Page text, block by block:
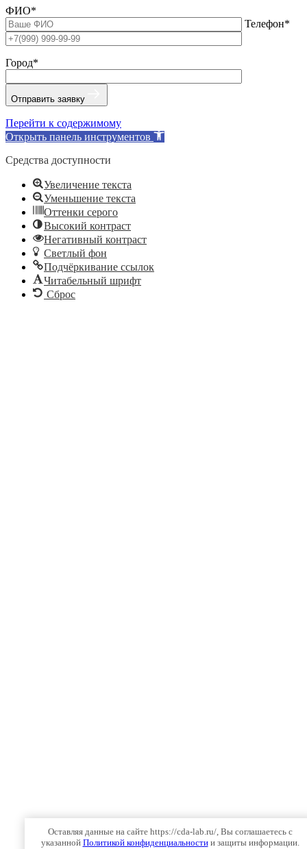
ФИО*
Телефон*
Город*
Отправить заявку
Перейти к содержимому
Открыть панель инструментов
Средства доступности
Увеличение текста
Уменьшение текста
Оттенки серого
Высокий контраст
Негативный контраст
Светлый фон
Подчёркивание ссылок
Читабельный шрифт
Сброс
Оставляя данные на сайте https://cda-lab.ru/, Вы соглашаетесь с
указанной Политикой конфиденциальностии защиты информации.